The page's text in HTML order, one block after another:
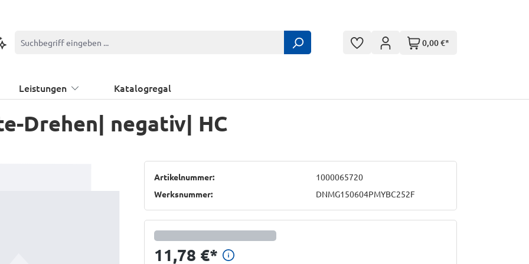
Suche 0,00 €*
Leistungen Katalogregal
Drehen| negativ| HC
Artikelnummer:
1000065720
Werksnummer:
DNMG150604PMYBC252F
11,78 €* Preisinformationen anzeigen